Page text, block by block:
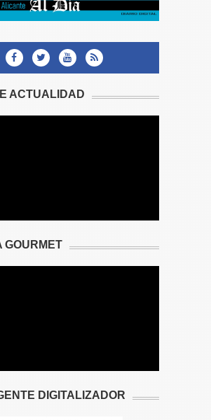
ACTUALIDAD
GOURMET
DIGITALIZADOR